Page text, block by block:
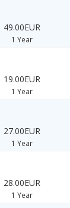
49.00EUR
1 Year
19.00EUR
1 Year
27.00EUR
1 Year
28.00EUR
1 Year